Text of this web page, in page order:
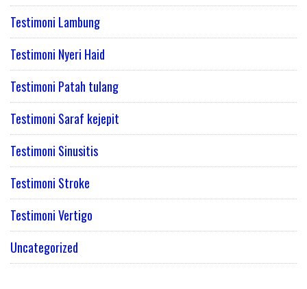
Testimoni Lambung
Testimoni Nyeri Haid
Testimoni Patah tulang
Testimoni Saraf kejepit
Testimoni Sinusitis
Testimoni Stroke
Testimoni Vertigo
Uncategorized